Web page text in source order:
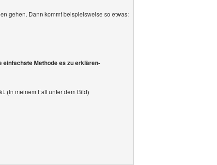
gehen. Dann kommt beispielsweise so etwas:
einfachste Methode es zu erklären-
(In meinem Fall unter dem Bild)